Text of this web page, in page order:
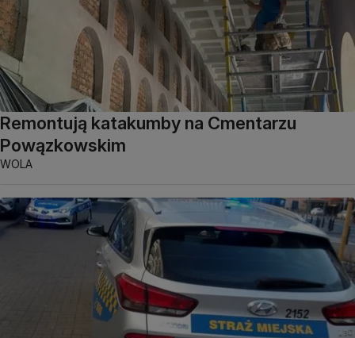
Remontują katakumby na Cmentarzu
Powązkowskim
WOLA